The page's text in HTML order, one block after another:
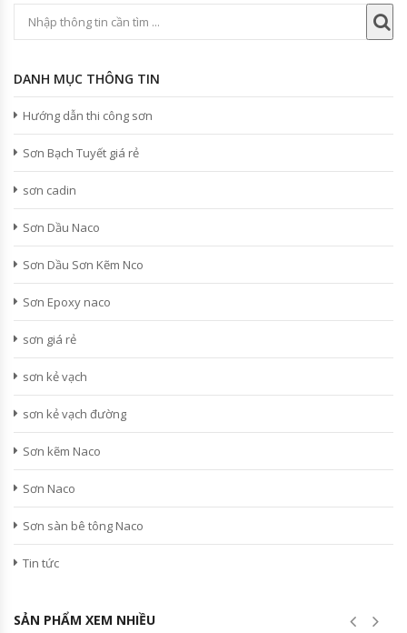
DANH MỤC THÔNG TIN
Hướng dẫn thi công sơn
Sơn Bạch Tuyết giá rẻ
sơn cadin
Sơn Dầu Naco
Sơn Dầu Sơn Kẽm Nco
Sơn Epoxy naco
sơn giá rẻ
sơn kẻ vạch
sơn kẻ vạch đường
Sơn kẽm Naco
Sơn Naco
Sơn sàn bê tông Naco
Tin tức
SẢN PHẨM XEM NHIỀU